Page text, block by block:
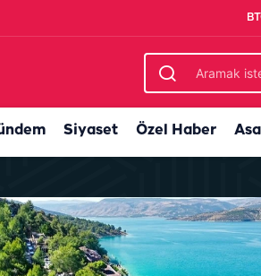
Siyaset Özel Haber
alımı tartışma yarattı: Antep'te